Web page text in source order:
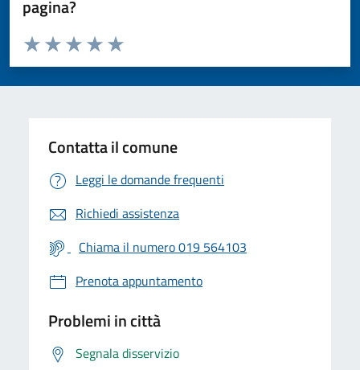
pagina?
Valuta da 1 a 5 stelle la pagina
Valuta 5 stelle su 5
Valuta 4 stelle su 5
Valuta 3 stelle su 5
Valuta 2 stelle su 5
Valuta 1 stelle su 5
Contatta il comune
Leggi le domande frequenti
Richiedi assistenza
Chiama il numero 019 564103
Prenota appuntamento
Problemi in città
Segnala disservizio